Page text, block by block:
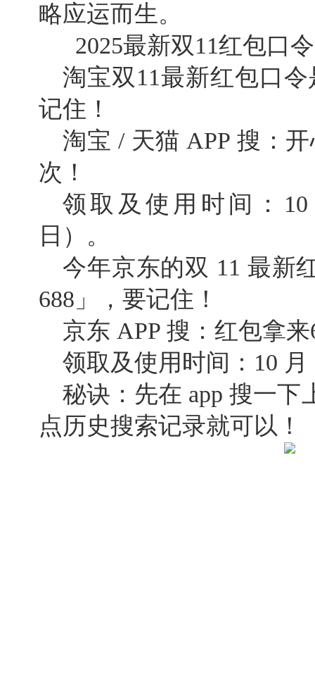
略应运而生。
2025最新双11红包口
淘宝双11最新红包口令
记住！
淘宝 / 天猫 APP 搜：
次！
领取及使用时间：
日）。
今年京东的双 11 最新
688 」，要记住！
京东 APP 搜：红包拿
领取及使用时间：10
秘诀：先在 app 搜一下
点历史搜索记录就可以！